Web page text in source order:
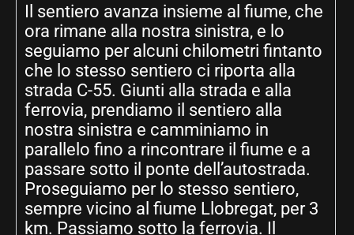
Il sentiero avanza insieme al fiume, che
ora rimane alla nostra sinistra, e lo
seguiamo per alcuni chilometri fintanto
che lo stesso sentiero ci riporta alla
strada C-55. Giunti alla strada e alla
ferrovia, prendiamo il sentiero alla
nostra sinistra e camminiamo in
parallelo fino a rincontrare il fiume e a
passare sotto il ponte dell’autostrada.
Proseguiamo per lo stesso sentiero,
sempre vicino al fiume Llobregat, per 3
km. Passiamo sotto la ferrovia. Il